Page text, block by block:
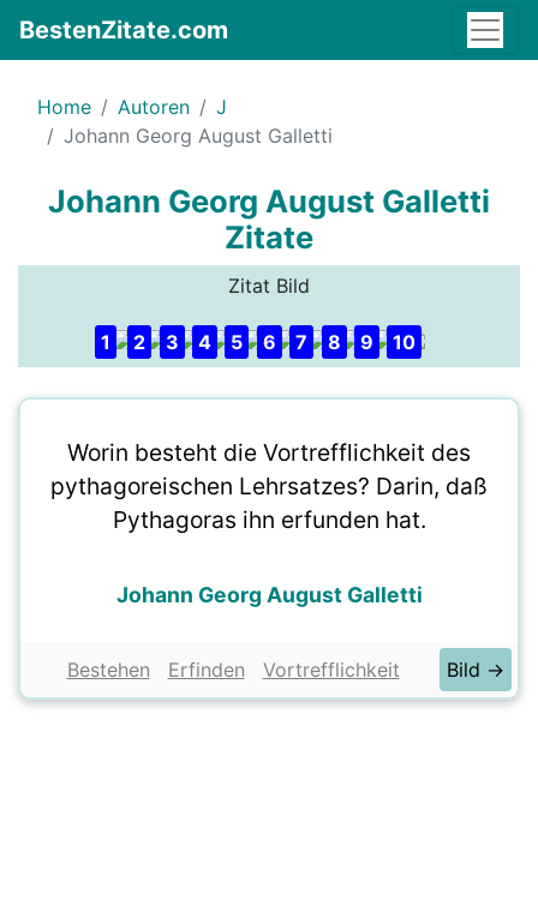
BestenZitate.com
Home Autoren
J
Johann Georg August Galletti
Johann Georg August Galletti
Zitate
Zitat Bild
1 2 3 4 5 6 7 8 9 10
Worin besteht die Vortrefflichkeit des
pythagoreischen Lehrsatzes? Darin, daß
Pythagoras ihn erfunden hat.
Johann Georg August Galletti
Bestehen Erfinden Vortrefflichkeit Bild →